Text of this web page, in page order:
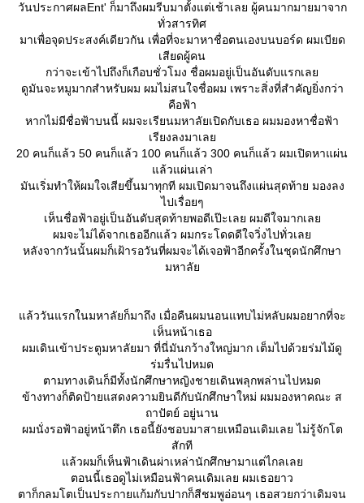
วันประกาศผลEnt' ก็มาถึงผมรีบมาตั้งแต่เช้าเลย ผู้คนมากมายมาจาก
ทั่วสารทิศ
มาเพื่อจุดประสงค์เดียวกัน เพื่อที่จะมาหาชื่อตนเองบนบอร์ด ผมเบียด
เสียดผู้คน
กว่าจะเข้าไปถึงก็เกือบชั่วโมง ชื่อผมอยู่เป็นอันดับแรกเล
ดูมันจะหมูมากสำหรับผม ผมไม่สนใจชื่อผม เพราะสิ่งที่สำคัญยิ่งกว่า
คือฟ้า
หากไม่มีชื่อฟ้าบนนี้ ผมจะเรียนมหาลัยเปิดกับเธอ ผมมองหาชื่อฟ้า
เรียงลงมาเล
20 คนก็แล้ว 50 คนก็แล้ว 100 คนก็แล้ว 300 คนก็แล้ว ผมเปิดหาแผ่น
ล้วแผ่นเล่า
มันเริ่มทำให้ผมใจเสียขึ้นมาทุกที ผมเปิดมาจนถึงแผ่นสุดท้าย มองลง
ไปเรื่อยๆ
เห็นชื่อฟ้าอยู่เป็นอันดับสุดท้ายพอดีเป๊ะเลย ผมดีใจมากเล
ผมจะไม่ได้จากเธออีกแล้ว ผมกระโดดดีใจวิ่งไปทั่วเล
หลังจากวันนั้นผมก็เฝ้ารอวันที่ผมจะได้เจอฟ้าอีกครั้งในชุดนักศึกษา
มหาลั
ล้ววันแรกในมหาลัยก็มาถึง เมื่อคืนผมนอนแทบไม่หลับผมอยากที่จะ
เห็นหน้าเธอ
ผมเดินเข้าประตูมหาลัยมา ที่นี่มันกว้างใหญ่มาก เต็มไปด้วยร่มไม้ดู
ร่มรื่นไปหมด
ตามทางเดินก็มีทั้งนักศึกษาหญิงชายเดินพลุกพล่านไปหมด
ข้างทางก็ติดป้ายแสดงความยินดีกับนักศึกษาใหม่ ผมมองหาคณะ ส
ถาปัตย์ อยู่นาน
ผมนั่งรอฟ้าอยู่หน้าตึก เธอนี้ยังชอบมาสายเหมือนเดิมเลย ไม่รู้จักโต
สักที
ล้วผมก็เห็นฟ้าเดินผ่าเหล่านักศึกษามาแต่ไกลเล
ตอนนี้เธอดูไม่เหมือนฟ้าคนเดิมเลย ผมเธอยาว
ตาก็กลมโตเป็นประกายแก้มกับปากก็สีชมพูอ่อนๆ เธอสวยกว่าเดิมจน